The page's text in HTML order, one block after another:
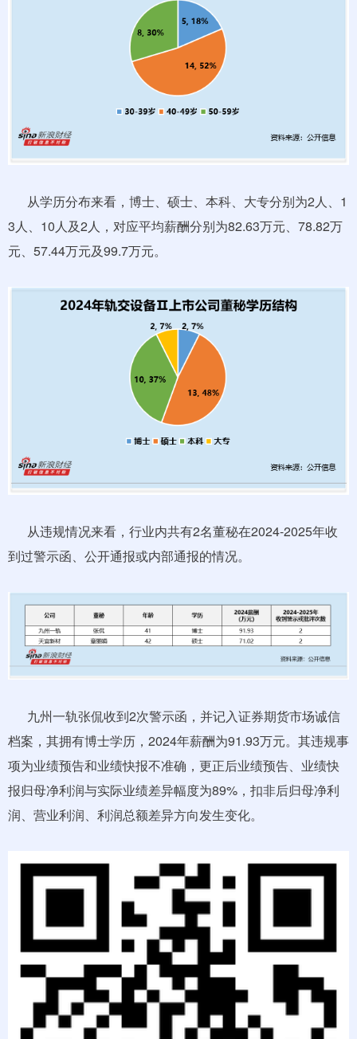
从学历分布来看，博士、硕士、本科、大专分别为2人、1
3人、10人及2人，对应平均薪酬分别为82.63万元、78.82万
元、57.44万元及99.7万元。
从违规情况来看，行业内共有2名董秘在2024-2025年收
到过警示函、公开通报或内部通报的情况。
九州一轨张侃收到2次警示函，并记入证券期货市场诚信
档案，其拥有博士学历，2024年薪酬为91.93万元。其违规事
项为业绩预告和业绩快报不准确，更正后业绩预告、业绩快
报归母净利润与实际业绩差异幅度为89%，扣非后归母净利
润、营业利润、利润总额差异方向发生变化。